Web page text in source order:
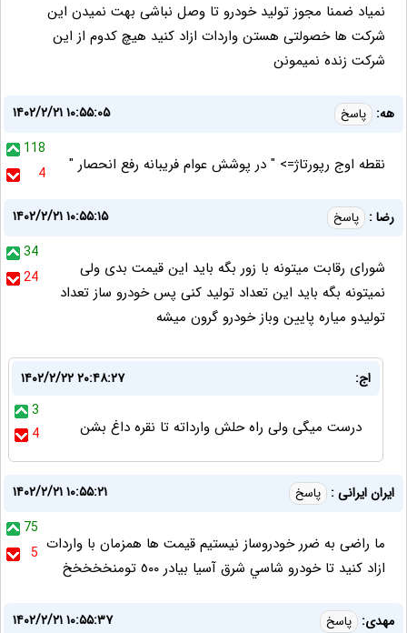
نمیاد ضمنا مجوز تولید خودرو تا وصل نباشی بهت نمیدن این
شرکت ها خصولتی هستن واردات ازاد کنید هیچ کدوم از این
شرکت زنده نمیمونن
هه: پاسخ
۱۴۰۲/۲/۲۱ ۱۰:۵۵:۰۵
118
4
نقطه اوج رپورتاژ=> " در پوشش عوام فریبانه رفع انحصار "
رضا : پاسخ
۱۴۰۲/۲/۲۱ ۱۰:۵۵:۱۵
34
24
شورای رقابت میتونه با زور بگه باید این قیمت بدی ولی
نمیتونه بگه باید این تعداد تولید کنی پس خودرو ساز تعداد
تولیدو میاره پایین وباز خودرو گرون میشه
اج:
۱۴۰۲/۲/۲۲ ۲۰:۴۸:۲۷
3
4
درست میگی ولی راه حلش وارداته تا نقره داغ بشن
ایران ایرانی : پاسخ
۱۴۰۲/۲/۲۱ ۱۰:۵۵:۲۱
75
5 ما راضى به ضرر خودروساز نيستيم قيمت ها همزمان با واردات
ازاد كنيد تا خودرو شاسي شرق آسيا بيادر ٥٠٠ تومنخخخخخ
مهدی: پاسخ
۱۴۰۲/۲/۲۱ ۱۰:۵۵:۳۷